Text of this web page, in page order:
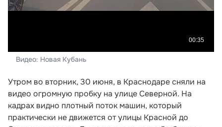
Видео: Новая Кубань
Утром во вторник, 30 июня, в Краснодаре сняли на
видео огромную пробку на улице Северной. На
кадрах видно плотный поток машин, который
практически не движется от улицы Красной до